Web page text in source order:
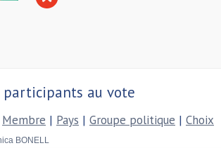
participants au vote
Membre | Pays | Groupe politique | Choix
BONELL